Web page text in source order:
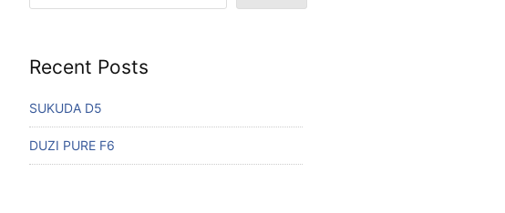
Recent Posts
SUKUDA D5
DUZI PURE F6